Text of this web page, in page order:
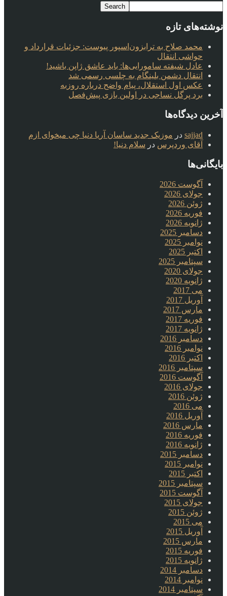
نوشته‌های تازه
محمد صلاح به ترابزون‌اسپور پیوست: جزئیات قرارداد و
حواشی انتقال
عادل شیفته سامورایی‌ها: باید عاشق ژاپن باشید!
انتقال دشمن بلینگام به چلسی رسمی شد
عکس اول استقلال، پیام واضح درباره روزبه
برد پرگل نساجی در اولین بازی پیش‌فصل
آخرین دیدگاه‌ها
sajjad در موزیک جدید ساسان آریا دنیا چی میخوای ازم
آقای وردپرس در سلام دنیا!
بایگانی‌ها
آگوست 2026
جولای 2026
ژوئن 2026
فوریه 2026
ژانویه 2026
دسامبر 2025
نوامبر 2025
اکتبر 2025
سپتامبر 2025
جولای 2020
ژانویه 2020
می 2017
آوریل 2017
مارس 2017
فوریه 2017
ژانویه 2017
دسامبر 2016
نوامبر 2016
اکتبر 2016
سپتامبر 2016
آگوست 2016
جولای 2016
ژوئن 2016
می 2016
آوریل 2016
مارس 2016
فوریه 2016
ژانویه 2016
دسامبر 2015
نوامبر 2015
اکتبر 2015
سپتامبر 2015
آگوست 2015
جولای 2015
ژوئن 2015
می 2015
آوریل 2015
مارس 2015
فوریه 2015
ژانویه 2015
دسامبر 2014
نوامبر 2014
سپتامبر 2014